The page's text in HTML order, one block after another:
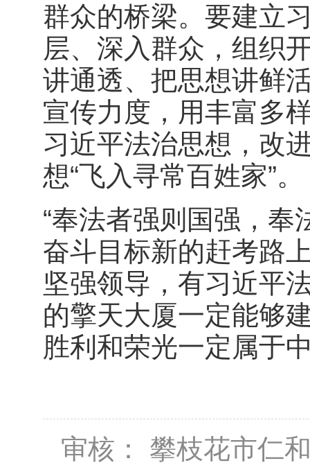
群众的桥梁。要建立
层、深入群众，组织
讲通透、把思想讲鲜
宣传力度，用丰富多
习近平法治思想，改
想“飞入寻常百姓家”。
“奉法者强则国强，奉
奋斗目标新的赶考路
坚强领导，有习近平
的擎天大厦一定能够
胜利和荣光一定属于
审核： 攀枝花市仁